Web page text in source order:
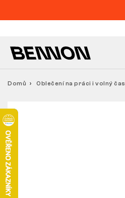
Domů Oblečení na práci i volný čas